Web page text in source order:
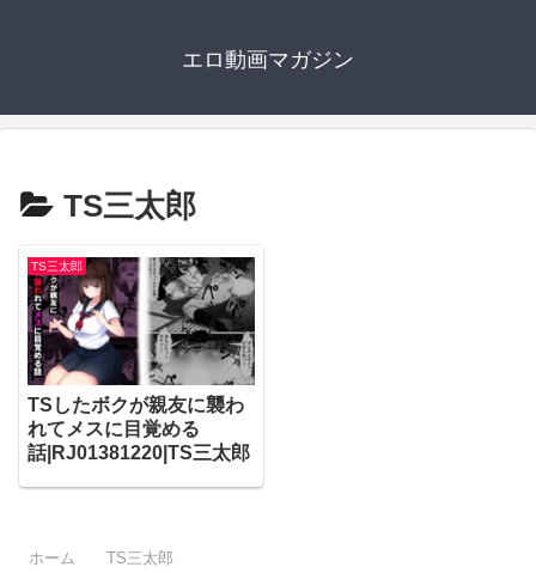
エロ動画マガジン
TS三太郎
TS三太郎
TSしたボクが親友に襲わ
れてメスに目覚める
話|RJ01381220|TS三太郎
ホーム TS三太郎